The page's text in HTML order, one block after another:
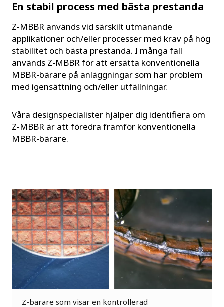
En stabil process med bästa prestanda
Z-MBBR används vid särskilt utmanande
applikationer och/eller processer med krav på hög
stabilitet och bästa prestanda. I många fall
används Z-MBBR för att ersätta konventionella
MBBR-bärare på anläggningar som har problem
med igensättning och/eller utfällningar.
Våra designspecialister hjälper dig identifiera om
Z-MBBR är att föredra framför konventionella
MBBR-bärare.
Z-bärare som visar en kontrollerad